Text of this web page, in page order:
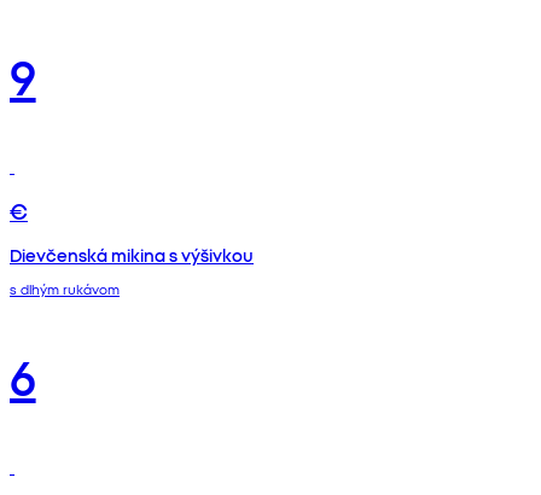
9
€
Dievčenská mikina s výšivkou
s dlhým rukávom
6